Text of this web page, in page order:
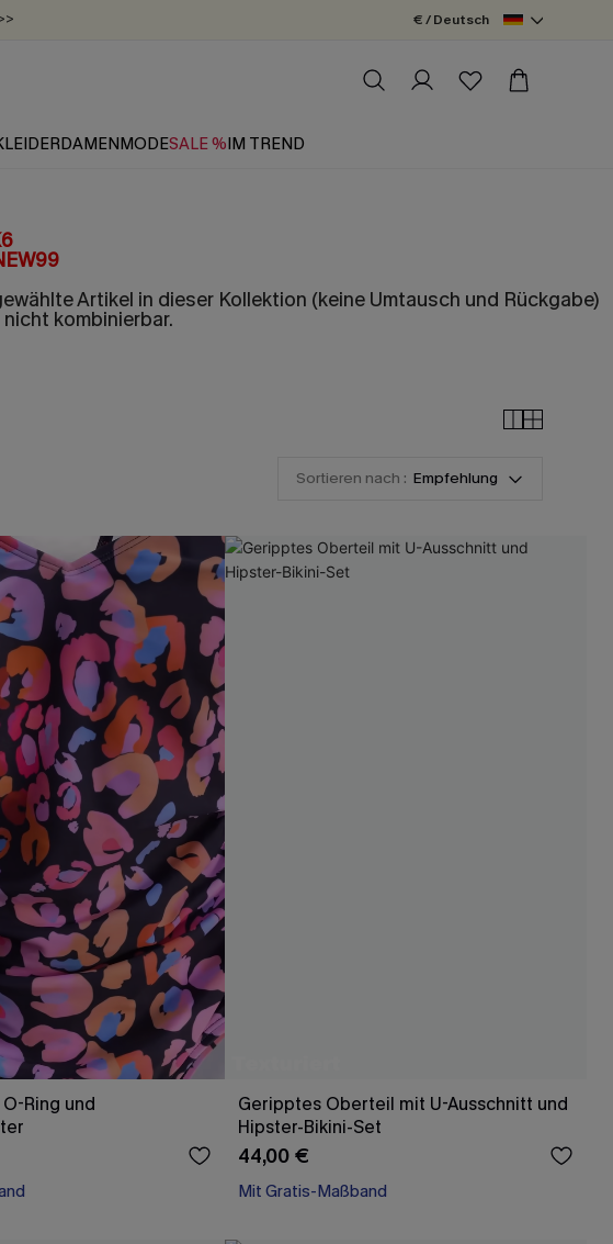
€ / Deutsch
DAMENMODESALE %IM TREND
Artikel in dieser Kollektion (keine Umtausch und Rückgabe)
kombinierbar.
Sortieren nach : Empfehlung
Ring und
Geripptes Oberteil mit U-Ausschnitt und
Hipster-Bikini-Set
44,00 €
Mit Gratis-Maßband